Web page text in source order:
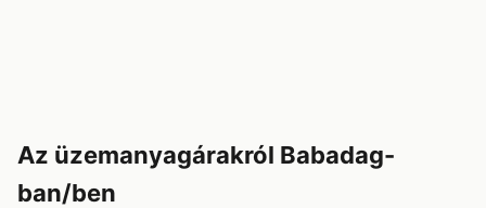
Az üzemanyagárakról Babadag-
ban/ben